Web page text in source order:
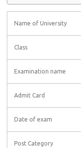
Name of University
Class
Examination name
Admit Card
Date of exam
Post Category